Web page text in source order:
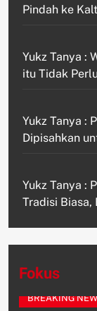
Pindah ke
Yukz Tanya :
itu Tidak
Yukz Tanya :
Dipisahkan
Yukz Tanya :
Tradisi Biasa,
Fokus
BREAKING